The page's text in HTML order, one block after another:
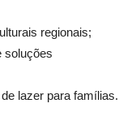
regionais;
soluções
lazer para famílias.